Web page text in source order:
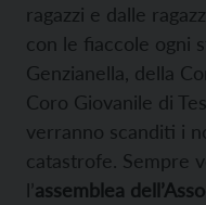
ragazzi e dalle
con le fiaccole ogni
Genzianella, della
Coro Giovanile di
verranno scanditi i
catastrofe. Sempre
l’assemblea